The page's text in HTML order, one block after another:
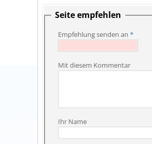
Seite empfehlen
Empfehlung senden an *
Mit diesem Kommentar
Ihr Name